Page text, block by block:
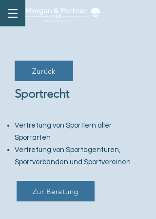
Zurück
Sportrecht
Vertretung von Sportlern aller
Sportarten
Vertretung von Sportagenturen,
Sportverbänden und Sportvereinen
Zur Beratung